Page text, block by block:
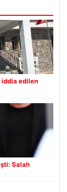
iddia edilen
Salah